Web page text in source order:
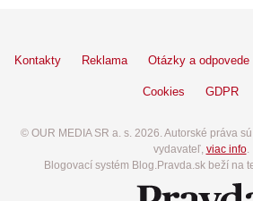
Kontakty Reklama Otázky a odpovede
Cookies GDPR
© OUR MEDIA SR a. s. 2026. Autorské práva
vydavateľ, viac info.
Blogovací systém Blog.Pravda.sk beží na